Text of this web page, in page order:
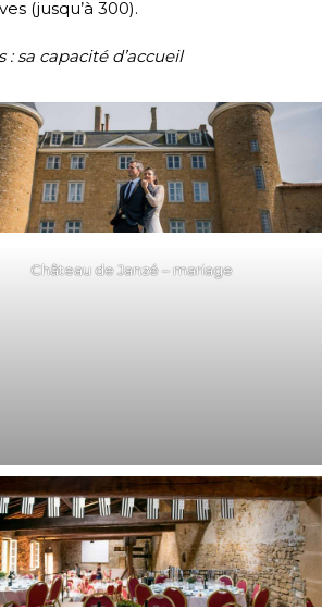
(jusqu’à 300).
: sa capacité d’accueil
Château de Janzé – mariage